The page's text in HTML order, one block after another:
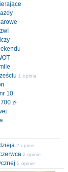
1 opinia
10
zł
2 opinie
2 opinie
2 opinie